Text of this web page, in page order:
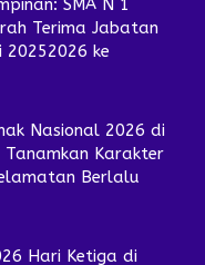
SMA N 1
Terima Jabatan
20252026 ke
Nasional 2026 di
Tanamkan Karakter
Berlalu
Hari Ketiga di